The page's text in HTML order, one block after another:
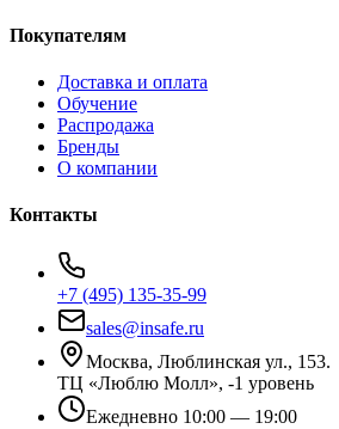
Покупателям
Доставка и оплата
Обучение
Распродажа
Бренды
О компании
Контакты
+7 (495) 135-35-99
sales@insafe.ru
Москва, Люблинская ул., 153.
ТЦ «Люблю Молл», -1 уровень
Ежедневно 10:00 — 19:00